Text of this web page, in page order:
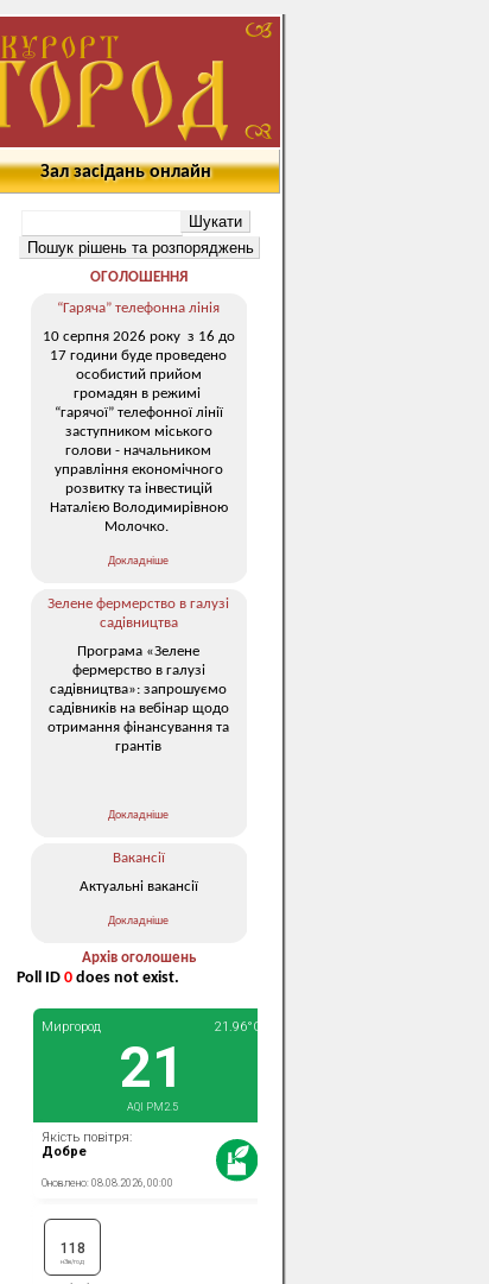
Зал засідань онлайн
ОГОЛОШЕННЯ
“Гаряча” телефонна лінія
10 серпня 2026 року з 16 до
17 години буде проведено
особистий прийом
громадян в режимі
“гарячої” телефонної лінії
заступником міського
голови - начальником
управління економічного
розвитку та інвестицій
Наталією Володимирівною
Молочко.
Докладніше
Зелене фермерство в галузі
садівництва
Програма «Зелене
фермерство в галузі
садівництва»: запрошуємо
садівників на вебінар щодо
отримання фінансування та
грантів
Докладніше
Вакансії
Актуальні вакансії
Докладніше
Архів оголошень
Poll ID 0 does not exist.